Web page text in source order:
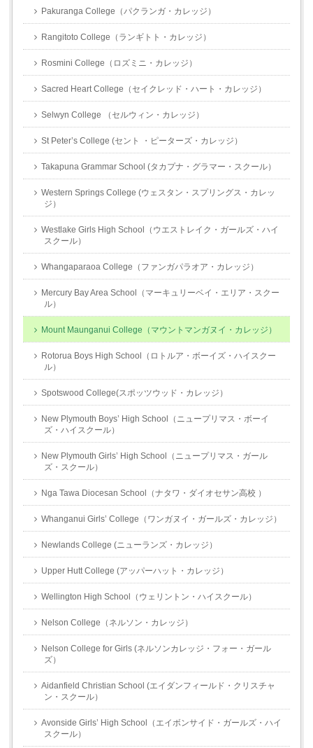
Pakuranga College（パクランガ・カレッジ）
Rangitoto College（ランギトト・カレッジ）
Rosmini College（ロズミニ・カレッジ）
Sacred Heart College（セイクレッド・ハート・カレッジ）
Selwyn College （セルウィン・カレッジ）
St Peter’s College (セント ・ピーターズ・カレッジ）
Takapuna Grammar School (タカプナ・グラマー・スクール）
Western Springs College (ウェスタン・スプリングス・カレッ
ジ）
Westlake Girls High School（ウエストレイク・ガールズ・ハイ
スクール）
Whangaparaoa College（ファンガパラオア・カレッジ）
Mercury Bay Area School（マーキュリーベイ・エリア・スクー
ル）
Mount Maunganui College（マウントマンガヌイ・カレッジ）
Rotorua Boys High School（ロトルア・ボーイズ・ハイスクー
ル）
Spotswood College(スポッツウッド・カレッジ）
New Plymouth Boys’ High School（ニュープリマス・ボーイ
ズ・ハイスクール）
New Plymouth Girls’ High School（ニュープリマス・ガール
ズ・スクール）
Nga Tawa Diocesan School（ナタワ・ダイオセサン高校 ）
Whanganui Girls’ College（ワンガヌイ・ガールズ・カレッジ）
Newlands College (ニューランズ・カレッジ）
Upper Hutt College (アッパーハット・カレッジ）
Wellington High School（ウェリントン・ハイスクール）
Nelson College（ネルソン・カレッジ）
Nelson College for Girls (ネルソンカレッジ・フォー・ガール
ズ）
Aidanfield Christian School (エイダンフィールド・クリスチャ
ン・スクール）
Avonside Girls’ High School（エイボンサイド・ガールズ・ハイ
スクール）